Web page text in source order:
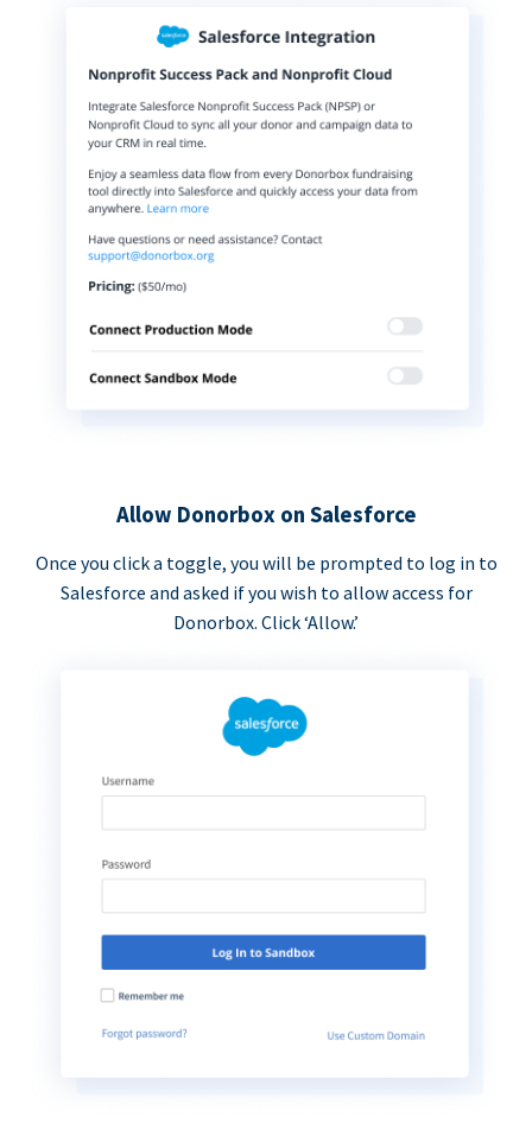
Allow Donorbox on Salesforce
Once you click a toggle, you will be prompted to log in to
Salesforce and asked if you wish to allow access for
Donorbox. Click ‘Allow.’